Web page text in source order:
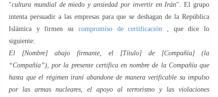
"cultura mundial de miedo y ansiedad por invertir en Irán". El grupo
intenta persuadir a las empresas para que se deshagan de la República
Islámica y firmen su compromiso de certificación , que dice lo
siguiente:
El [Nombre] abajo firmante, el [Título] de [Compañía] (la
“Compañía”), por la presente certifica en nombre de la Compañía que
hasta que el régimen iraní abandone de manera verificable su impulso
por las armas nucleares, el apoyo al terrorismo y las violaciones